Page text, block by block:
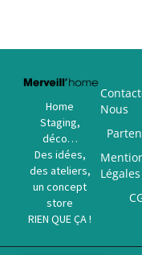
Home
Staging,
déco…
Des idées,
des ateliers,
un concept
store
RIEN QUE ÇA !
Nous
Légales